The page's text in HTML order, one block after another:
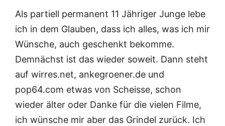
Als partiell permanent 11 Jähriger Junge lebe
ich in dem Glauben, dass ich alles, was ich mir
Wünsche, auch geschenkt bekomme.
Demnächst ist das wieder soweit. Dann steht
auf wirres.net, ankegroener.de und
pop64.com etwas von Scheisse, schon
wieder älter oder Danke für die vielen Filme,
ich wünsche mir aber das Grindel zurück. Ich